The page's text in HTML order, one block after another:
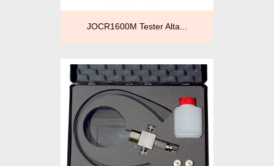
JOCR1600M Tester Alta...